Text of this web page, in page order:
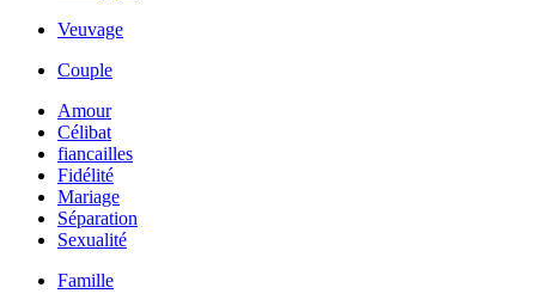
Veuvage
Couple
Amour
Célibat
fiancailles
Fidélité
Mariage
Séparation
Sexualité
Famille